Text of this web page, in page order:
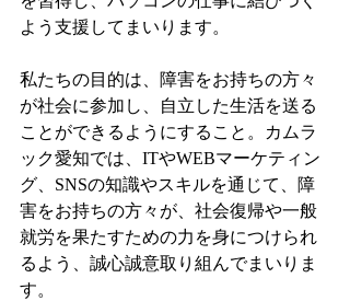
よう支援してまいります。
私たちの目的は、障害をお持ちの方々
が社会に参加し、自立した生活を送る
ことができるようにすること。カムラ
ック愛知では、ITやWEBマーケティン
グ、SNSの知識やスキルを通じて、障
害をお持ちの方々が、社会復帰や一般
就労を果たすための力を身につけられ
るよう、誠心誠意取り組んでまいりま
す。